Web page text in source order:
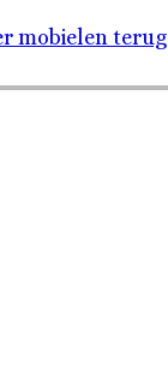
mobielen